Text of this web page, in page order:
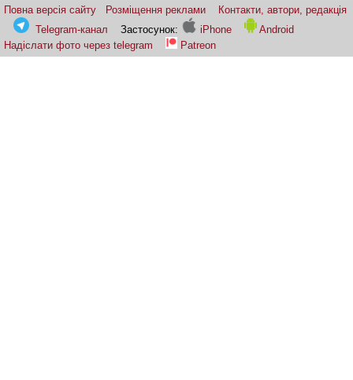
Повна версія сайту Розміщення реклами
Контакти, автори, редакція
Telegram-канал
Застосунок: iPhone
Android
Надіслати фото через telegram
Patreon